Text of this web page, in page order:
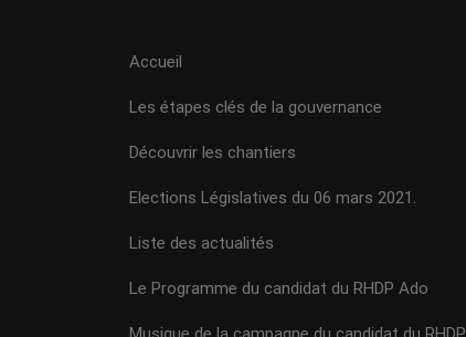
Accueil
Les étapes clés de la gouvernance
Découvrir les chantiers
Elections Législatives du 06 mars 2021.
Liste des actualités
Le Programme du candidat du RHDP Ado